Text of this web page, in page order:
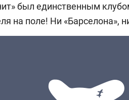
был единственным
на поле! Ни «Барселона»,